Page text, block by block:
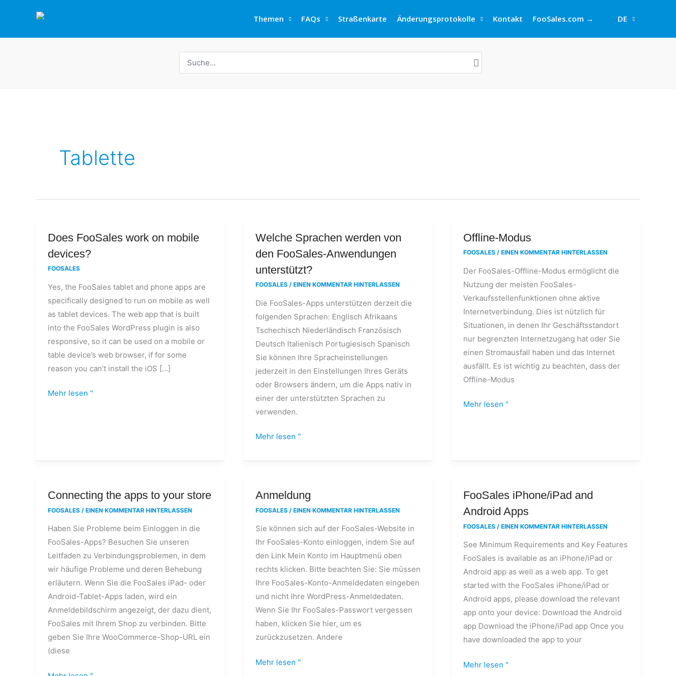
Themen FAQs Straßenkarte Änderungsprotokolle Kontakt FooSales.com → DE
nach:
Tablette
Does FooSales work on mobile
devices?
FOOSALES
Yes, the FooSales tablet and phone apps are
specifically designed to run on mobile as well
as tablet devices. The web app that is built
into the FooSales WordPress plugin is also
responsive, so it can be used on a mobile or
table device’s web browser, if for some
reason you can’t install the iOS […]
Does
FooSales
mobile
devices?
Mehr lesen "
Welche Sprachen werden von
den FooSales-Anwendungen
unterstützt?
FOOSALES / EINEN KOMMENTAR HINTERLASSEN
Die FooSales-Apps unterstützen derzeit die
folgenden Sprachen: Englisch Afrikaans
Tschechisch Niederländisch Französisch
Deutsch Italienisch Portugiesisch Spanisch
Sie können Ihre Spracheinstellungen
jederzeit in den Einstellungen Ihres Geräts
oder Browsers ändern, um die Apps nativ in
einer der unterstützten Sprachen zu
verwenden.
Welche
Sprachen
von
FooSales-
Anwendungen
unterstützt?
Mehr lesen "
Offline-Modus
FOOSALES/EINEN KOMMENTAR HINTERLASSEN
Der FooSales-Offline-Modus ermöglicht die
Nutzung der meisten FooSales-
Verkaufsstellenfunktionen ohne aktive
Internetverbindung. Dies ist nützlich für
Situationen, in denen Ihr Geschäftsstandort
nur begrenzten Internetzugang hat oder Sie
einen Stromausfall haben und das Internet
ausfällt. Es ist wichtig zu beachten, dass der
Offline-Modus
Offline-
Modus
Mehr lesen "
Connecting the apps to your store
FOOSALES / EINEN KOMMENTAR HINTERLASSEN
Haben Sie Probleme beim Einloggen in die
FooSales-Apps? Besuchen Sie unseren
Leitfaden zu Verbindungsproblemen, in dem
wir häufige Probleme und deren Behebung
erläutern. Wenn Sie die FooSales iPad- oder
Android-Tablet-Apps laden, wird ein
Anmeldebildschirm angezeigt, der dazu dient,
FooSales mit Ihrem Shop zu verbinden. Bitte
geben Sie Ihre WooCommerce-Shop-URL ein
(diese
Connecting
the
Anmeldung
FOOSALES / EINEN KOMMENTAR HINTERLASSEN
Sie können sich auf der FooSales-Website in
Ihr FooSales-Konto einloggen, indem Sie auf
den Link Mein Konto im Hauptmenü oben
rechts klicken. Bitte beachten Sie: Sie müssen
Ihre FooSales-Konto-Anmeldedaten eingeben
und nicht Ihre WordPress-Anmeldedaten.
Wenn Sie Ihr FooSales-Passwort vergessen
haben, klicken Sie hier, um es
zurückzusetzen. Andere
Anmeldung
Mehr lesen "
FooSales iPhone/iPad and
Android Apps
FOOSALES/EINEN KOMMENTAR HINTERLASSEN
See Minimum Requirements and Key Features
FooSales is available as an iPhone/iPad or
Android app as well as a web app. To get
started with the FooSales iPhone/iPad or
Android apps, please download the relevant
app onto your device: Download the Android
app Download the iPhone/iPad app Once you
have downloaded the app to your
FooSales
iPhone/iPad
Apps
Mehr lesen "